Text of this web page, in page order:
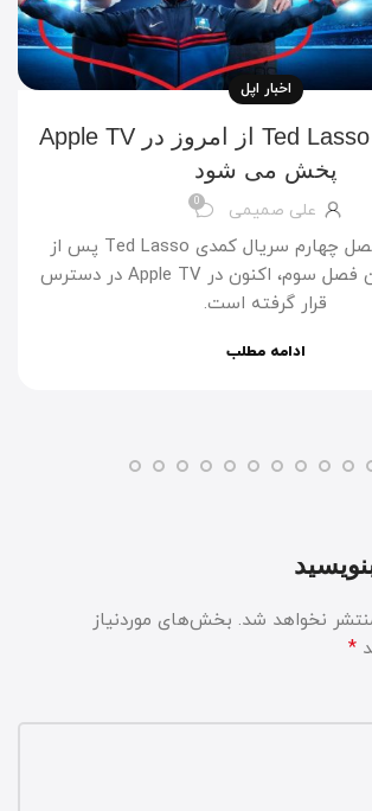
اخبار اپل
فصل چهارم Ted Lasso از امروز در Apple TV
پخش می شود
علی صمیمی 0
اولین قسمت فصل چهارم سریال کمدی Ted Lasso پس از
سه سال از پایان فصل سوم، اکنون در Apple TV در دسترس
قرار گرفته است.
ادامه مطلب
نخواهد شد. بخش‌های موردنیاز
*